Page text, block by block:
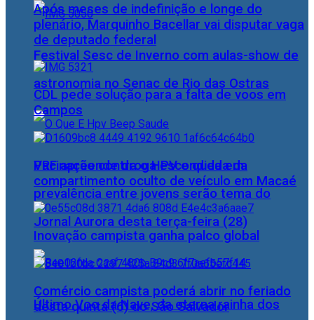
Festival Sesc de Inverno com aulas-show de
astronomia no Senac de Rio das Ostras
Vacinação contra o HPV e queda da
prevalência entre jovens serão tema do
Jornal Aurora desta terça-feira (28)
Último Voo da Nave, da eterna rainha dos
Após meses de indefinição e longe do
plenário, Marquinho Bacellar vai disputar vaga
de deputado federal
CDL pede solução para a falta de voos em
Campos
PRF apreende droga escondida em
compartimento oculto de veículo em Macaé
Inovação campista ganha palco global
Comércio campista poderá abrir no feriado
desta quinta (6) do São Salvador